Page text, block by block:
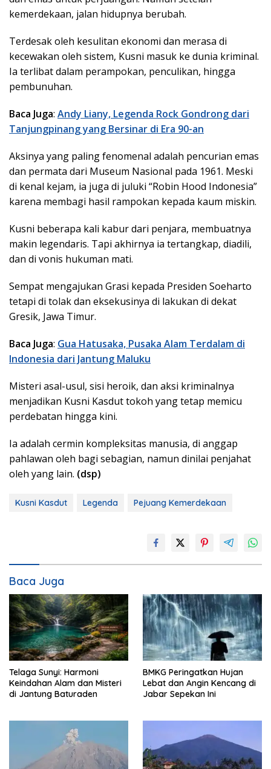
kemerdekaan, jalan hidupnya berubah.
Terdesak oleh kesulitan ekonomi dan merasa di
kecewakan oleh sistem, Kusni masuk ke dunia kriminal.
Ia terlibat dalam perampokan, penculikan, hingga
pembunuhan.
Baca Juga: Andy Liany, Legenda Rock Gondrong dari
Tanjungpinang yang Bersinar di Era 90-an
Aksinya yang paling fenomenal adalah pencurian emas
dan permata dari Museum Nasional pada 1961. Meski
di kenal kejam, ia juga di juluki “Robin Hood Indonesia”
karena membagi hasil rampokan kepada kaum miskin.
Kusni beberapa kali kabur dari penjara, membuatnya
makin legendaris. Tapi akhirnya ia tertangkap, diadili,
dan di vonis hukuman mati.
Sempat mengajukan Grasi kepada Presiden Soeharto
tetapi di tolak dan eksekusinya di lakukan di dekat
Gresik, Jawa Timur.
Baca Juga: Gua Hatusaka, Pusaka Alam Terdalam di
Indonesia dari Jantung Maluku
Misteri asal-usul, sisi heroik, dan aksi kriminalnya
menjadikan Kusni Kasdut tokoh yang tetap memicu
perdebatan hingga kini.
Ia adalah cermin kompleksitas manusia, di anggap
pahlawan oleh bagi sebagian, namun dinilai penjahat
oleh yang lain. (dsp)
Kusni Kasdut Legenda Pejuang Kemerdekaan
Baca Juga
Telaga Sunyi: Harmoni
Keindahan Alam dan Misteri
di Jantung Baturaden
BMKG Peringatkan Hujan
Lebat dan Angin Kencang di
Jabar Sepekan Ini